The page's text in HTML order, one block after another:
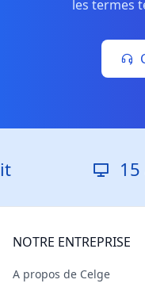
les termes
15
NOTRE ENTREPRISE
A propos de Celge